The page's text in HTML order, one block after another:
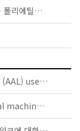
KS M 3408-2 - 수도용 플라스틱 배관 시스템 — 폴리에틸렌(PE) — 제2부: 관
IEC TS 63134:2020 - Active assisted living (AAL) use cases
IEC 60034-5:2020 RLV - Rotating electrical machines - Part 5: Degrees of protection provided by the integral design of rotating electrical machines (IP code) - Classification